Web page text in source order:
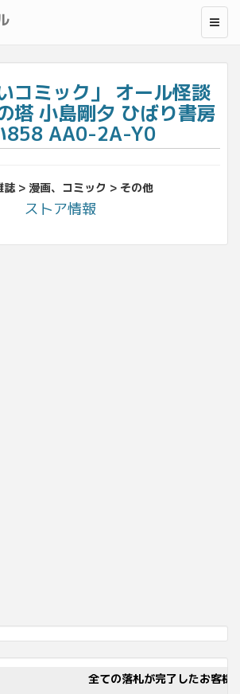
コミック」 オール怪談
塔 小島剛夕 ひばり書房
AA0-2A-Y0
誌 > 漫画、コミック > その他
ストア情報
全ての落札が完了したお客様